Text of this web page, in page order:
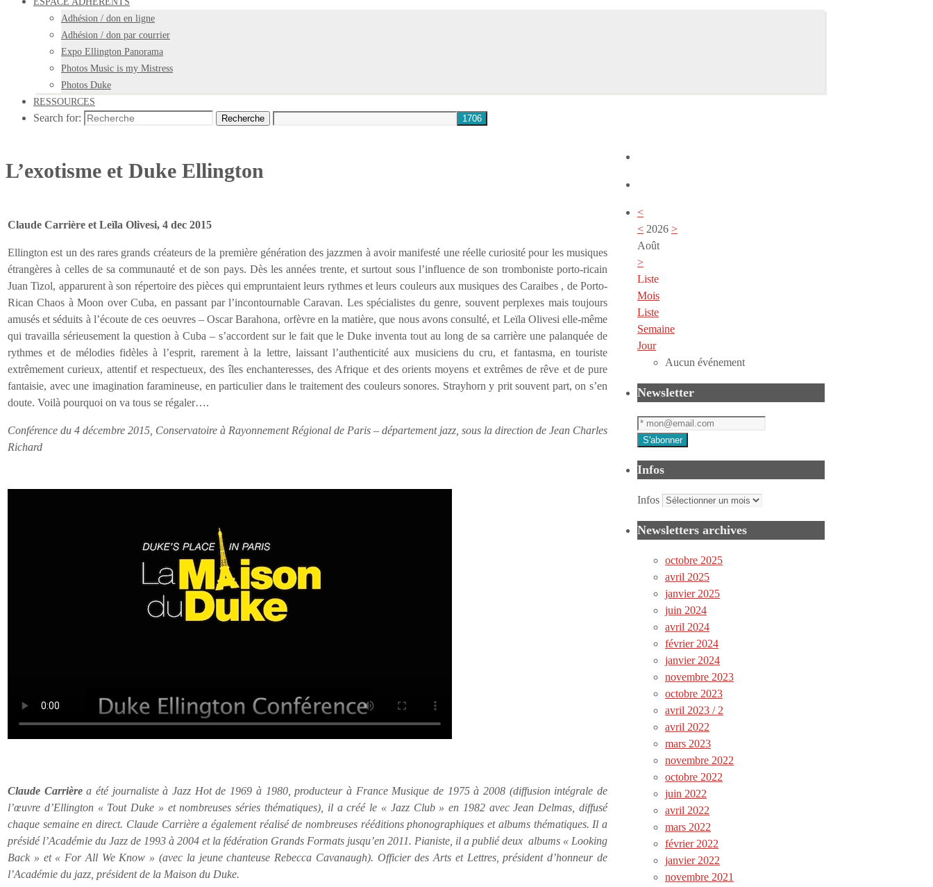
Adhésion / don en ligne
Adhésion / don par courrier
Expo Ellington Panorama
Photos Music is my Mistress
Photos Duke
RESSOURCES
Search for: Recherche
L’exotisme et Duke Ellington
Claude Carrière et Leïla Olivesi, 4 dec 2015
Ellington est un des rares grands créateurs de la première génération des jazzmen à avoir manifesté une réelle curiosité pour les musiques
étrangères à celles de sa communauté et de son pays. Dès les années trente, et surtout sous l’influence de son tromboniste porto-ricain
Juan Tizol, apparurent à son répertoire des pièces qui empruntaient leurs rythmes et leurs couleurs aux musiques des Caraibes , de Porto-
Rican Chaos à Moon over Cuba, en passant par l’incontournable Caravan. Les spécialistes du genre, souvent perplexes mais toujours
amusés et séduits à l’écoute de ces oeuvres – Oscar Barahona, orfèvre en la matière, que nous avons consulté, et Leïla Olivesi elle-même
qui travailla sérieusement la question à Cuba – s’accordent sur le fait que le Duke inventa tout au long de sa carrière une palanquée de
rythmes et de mélodies fidèles à l’esprit, rarement à la lettre, laissant l’authenticité aux musiciens du cru, et fantasma, en touriste
extrêmement curieux, attentif et respectueux, des îles enchanteresses, des Afrique et des orients moyens et extrêmes de rêve et de pure
fantaisie, avec une imagination faramineuse, en particulier dans le traitement des couleurs sonores. Strayhorn y prit souvent part, on s’en
doute. Voilà pourquoi on va tous se régaler….
Conférence du 4 décembre 2015, Conservatoire à Rayonnement Régional de Paris – département jazz, sous la direction de Jean Charles
Richard
Claude Carrièrea été journaliste à Jazz Hot de 1969 à 1980, producteur à France Musique de 1975 à 2008 (diffusion intégrale de
l’œuvre d’Ellington « Tout Duke » et nombreuses séries thématiques), il a créé le « Jazz Club » en 1982 avec Jean Delmas, diffusé
chaque semaine en direct. Claude Carrière a également réalisé de nombreuses rééditions phonographiques et albums thématiques. Il a
présidé l’Académie du Jazz de 1993 à 2004 et la fédération Grands Formats jusqu’en 2011. Pianiste, il a publié deux albums « Looking
Back » et « For All We Know » (avec la jeune chanteuse Rebecca Cavanaugh). Officier des Arts et Lettres, président d’honneur de
l’Académie du jazz, président de la Maison du Duke.
<
< 2026 >
Août
>
Liste
Mois
Liste
Semaine
Jour
Aucun événement
Newsletter
Infos
Infos
Newsletters archives
octobre 2025
avril 2025
janvier 2025
juin 2024
avril 2024
février 2024
janvier 2024
novembre 2023
octobre 2023
avril 2023 / 2
avril 2022
mars 2023
novembre 2022
octobre 2022
juin 2022
avril 2022
mars 2022
février 2022
janvier 2022
novembre 2021